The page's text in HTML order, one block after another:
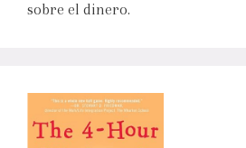
sobre el dinero.